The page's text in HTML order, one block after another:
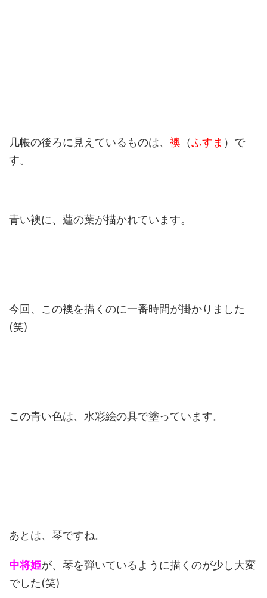
几帳の後ろに見えているものは、 襖 （ふすま ）で
す。
青い襖に、蓮の葉が描かれています。
今回、この襖を描くのに一番時間が掛かりました
(笑)
この青い色は、水彩絵の具で塗っています。
あとは、琴ですね。
中将姫が、琴を弾いているように描くのが少し大変
でした(笑)